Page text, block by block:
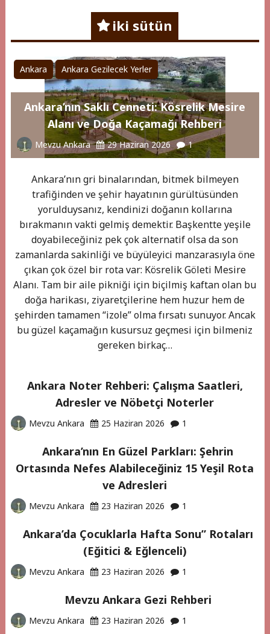
iki sütün
Ankara Ankara Gezilecek Yerler
Ankara’nın Saklı Cenneti: Kösrelik Mesire
Alanı ve Doğa Kaçamağı Rehberi
Mevzu Ankara 29 Haziran 2026 1
Ankara’nın gri binalarından, bitmek bilmeyen
trafiğinden ve şehir hayatının gürültüsünden
yorulduysanız, kendinizi doğanın kollarına
bırakmanın vakti gelmiş demektir. Başkentte yeşile
doyabileceğiniz pek çok alternatif olsa da son
zamanlarda sakinliği ve büyüleyici manzarasıyla öne
çıkan çok özel bir rota var: Kösrelik Göleti Mesire
Alanı. Tam bir aile pikniği için biçilmiş kaftan olan bu
doğa harikası, ziyaretçilerine hem huzur hem de
şehirden tamamen “izole” olma fırsatı sunuyor. Ancak
bu güzel kaçamağın kusursuz geçmesi için bilmeniz
gereken birkaç…
Ankara Noter Rehberi: Çalışma Saatleri,
Adresler ve Nöbetçi Noterler
Mevzu Ankara 25 Haziran 2026 1
Ankara’nın En Güzel Parkları: Şehrin
Ortasında Nefes Alabileceğiniz 15 Yeşil Rota
ve Adresleri
Mevzu Ankara 23 Haziran 2026 1
Ankara’da Çocuklarla Hafta Sonu” Rotaları
(Eğitici & Eğlenceli)
Mevzu Ankara 23 Haziran 2026 1
Mevzu Ankara Gezi Rehberi
Mevzu Ankara 23 Haziran 2026 1